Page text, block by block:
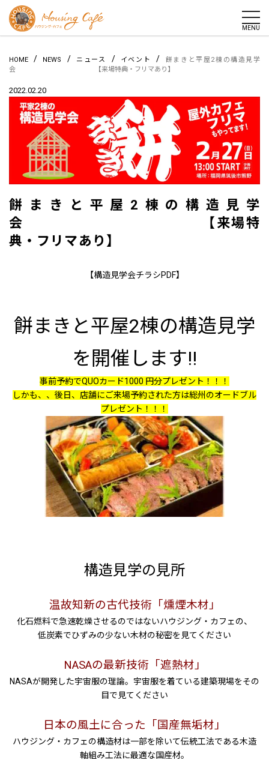
MENU
HOME / NEWS / ニュース / イベント /
餅まきと平屋2棟の構造見学
会 【来場特典・フリマあり】
2022.02.20
餅まきと平屋2棟の構造見学
会 【来場特
典・フリマあり】
【構造見学会チラシPDF】
餅まきと平屋2棟の構造見学
を開催します!!
事前予約でQUOカード1000 円分プレゼント！！！
しかも、、後日、店舗にご来場予約された方は総州のオードブル
プレゼント！！！
構造見学の見所
温故知新の古代技術「燻煙木材」
化石燃料で急速乾燥させるのではないハウジング・カフェの、
低炭素でひずみの少ない木材の秘密を見てください
NASAの最新技術「遮熱材」
NASAが開発した宇宙服の理論。宇宙服を着ている建築現場をその
目で見てください
日本の風土に合った「国産無垢材」
ハウジング・カフェの構造材は一部を除いて伝統工法である木造
軸組み工法に最適な国産材。